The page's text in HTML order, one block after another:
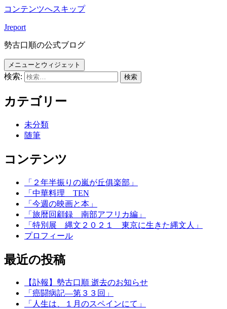
コンテンツへスキップ
Jreport
勢古口順の公式ブログ
メニューとウィジェット
検索:
カテゴリー
未分類
随筆
コンテンツ
「２年半振りの嵐が丘俱楽部」
「中華料理 TEN
「今週の映画と本」
「旅暦回顧録 南部アフリカ編」
「特別展 縄文２０２１ 東京に生きた縄文人」
プロフィール
最近の投稿
【訃報】勢古口順 逝去のお知らせ
「癌闘病記―第３３回」
「人生は、１月のスペインにて」